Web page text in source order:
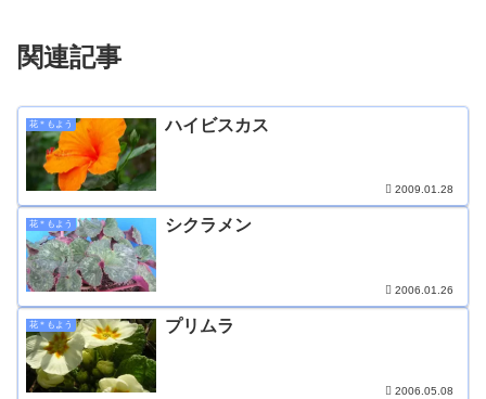
関連記事
花＊もよう ハイビスカス
2009.01.28
花＊もよう シクラメン
2006.01.26
花＊もよう プリムラ
2006.05.08